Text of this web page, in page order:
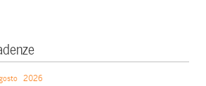
2026